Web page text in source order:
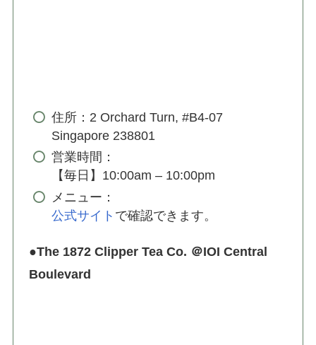
住所：2 Orchard Turn, #B4-07
Singapore 238801
営業時間：
【毎日】10:00am – 10:00pm
メニュー：
公式サイト で確認できます。
●The 1872 Clipper Tea Co. ＠IOI Central
Boulevard